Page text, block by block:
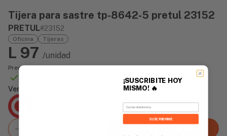
Tijera para sastre tp-8642-5 pretul 23152
PRETUL#23152
Oficina Tijeras
L 97 /unidad
Precio incluye impuesto sobre ventas
Vendido Por:
2 días - Tiempo de Entrega Promedio
¡SUSCRIBITE HOY
MISMO! 🔥
Email
SUSCRIBIRME